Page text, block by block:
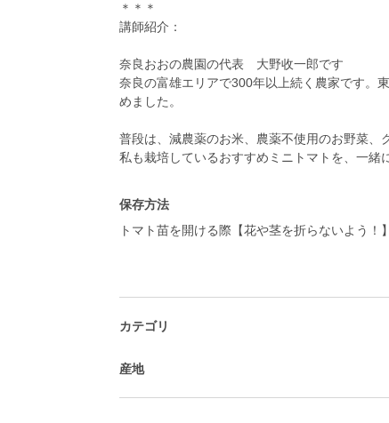
＊＊＊
講師紹介：
奈良おおの農園の代表 大野收一郎です
奈良の富雄エリアで300年以上続く農家です。
めました。
普段は、減農薬のお米、農薬不使用のお野菜、
保存方法
トマト苗を開ける際【花や茎を折らないよう！
カテゴリ
産地